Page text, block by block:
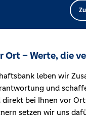
Ort – Werte, die
leben wir
und
bei Ihnen vor
setzen wir uns